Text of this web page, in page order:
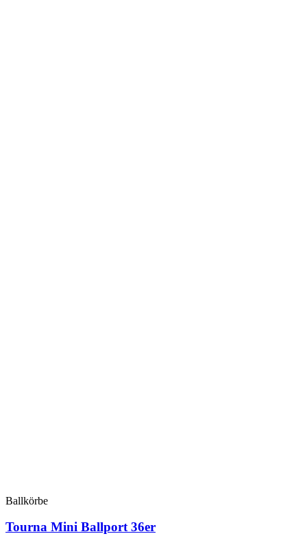
Ballkörbe
Tourna Mini Ballport 36er